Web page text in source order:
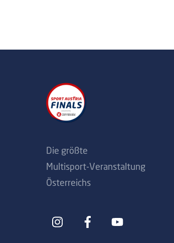
Die größte
Multisport-Veranstaltung
Österreichs
Icon
Icon